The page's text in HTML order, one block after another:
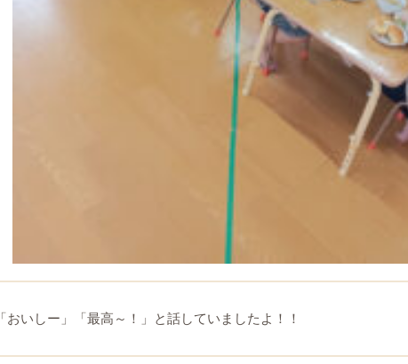
「おいしー」「最高～！」と話していましたよ！！